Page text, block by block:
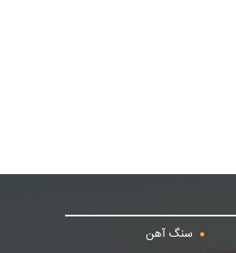
سنگ آهن